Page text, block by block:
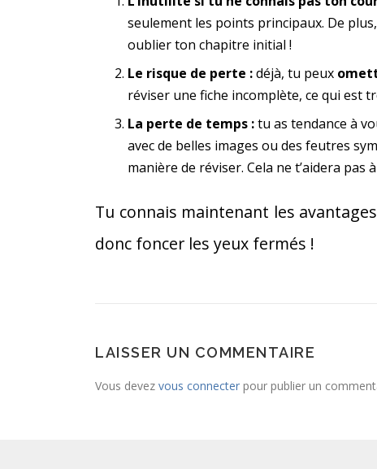
seulement les points principaux. De
oublier ton chapitre initial !
Le risque de perte :déjà, tu peux
réviser une fiche incomplète, ce qui est
La perte de temps :tu as tendance à
avec de belles images ou des feutres
manière de réviser. Cela ne t’aidera pas
Tu connais maintenant les
donc foncer les yeux fermés !
LAISSER UN COMMENTAIRE
Vous devez vous connecter pour publier un